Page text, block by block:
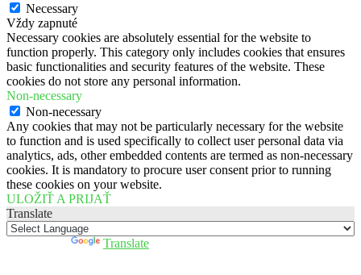
Necessary
Vždy zapnuté
Necessary cookies are absolutely essential for the website to
function properly. This category only includes cookies that ensures
basic functionalities and security features of the website. These
cookies do not store any personal information.
Non-necessary
Non-necessary
Any cookies that may not be particularly necessary for the website
to function and is used specifically to collect user personal data via
analytics, ads, other embedded contents are termed as non-necessary
cookies. It is mandatory to procure user consent prior to running
these cookies on your website.
ULOŽIŤ A PRIJAŤ
Translate
Translate